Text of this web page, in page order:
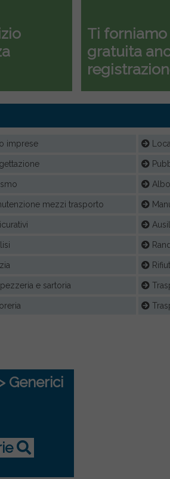
Ti
gratuita
imprese
mezzi trasporto
e sartoria
Generici